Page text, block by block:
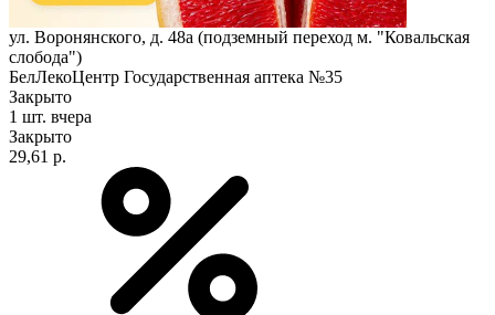
ул. Воронянского, д. 48а (подземный переход м. "Ковальская
слобода")
БелЛекоЦентр Государственная аптека №35
Закрыто
1 шт. вчера
Закрыто
29,61 р.